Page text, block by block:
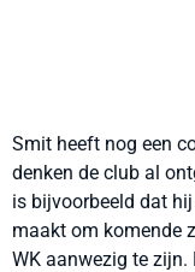
Smit heeft nog een
denken de club al
is bijvoorbeeld dat
maakt om komende
WK aanwezig te